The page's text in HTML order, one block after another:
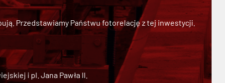
Przedstawiamy Państwu fotorelację z tej inwestycji.
i pl. Jana Pawła II.